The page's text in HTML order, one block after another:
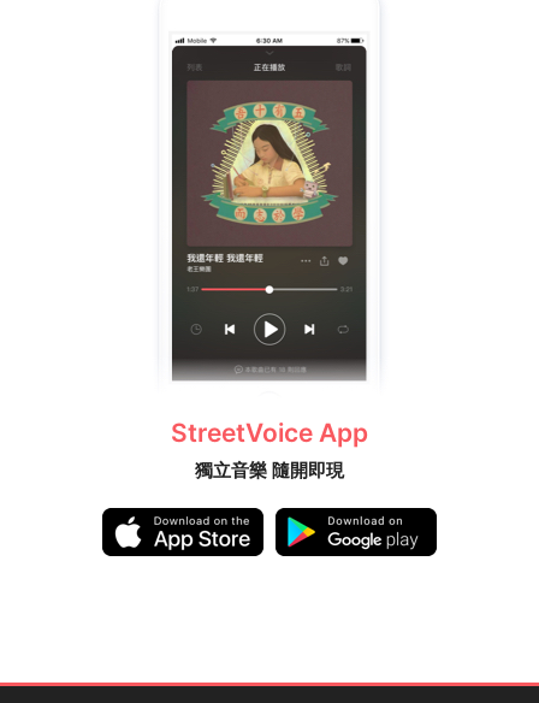
StreetVoice App
獨立音樂 隨開即現